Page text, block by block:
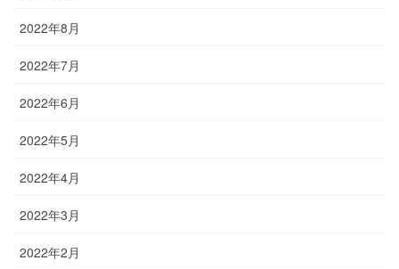
2022年8月
2022年7月
2022年6月
2022年5月
2022年4月
2022年3月
2022年2月